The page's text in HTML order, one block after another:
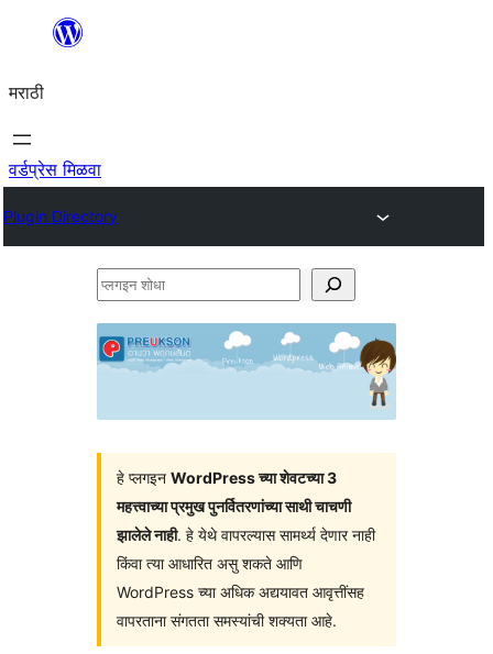
सामुग्रीवर
मराठी
वर्डप्रेस मिळवा
Plugin Directory
प्लगइन
हे प्लगइन WordPress च्या शेवटच्या 3
महत्त्वाच्या प्रमुख पुनर्वितरणांच्या साथी चाचणी
झालेले नाही. हे येथे वापरल्यास सामर्थ्य देणार नाही
किंवा त्या आधारित असु शकते आणि
WordPress च्या अधिक अद्ययावत आवृत्तींसह
वापरताना संगतता समस्यांची शक्यता आहे.